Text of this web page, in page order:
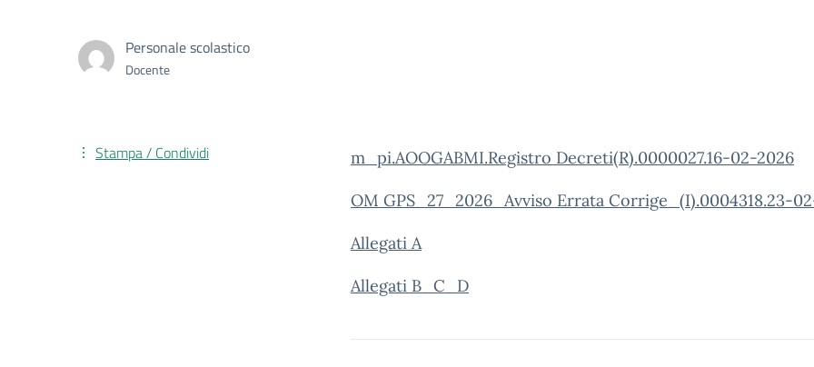
Personale scolastico
Docente
m_pi.AOOGABMI.Registro Decreti(R).0000027.16-02-2026
OM GPS_27_2026_Avviso Errata Corrige_(I).0004318.23-
Allegati A
Allegati B_C_D
Stampa / Condividi